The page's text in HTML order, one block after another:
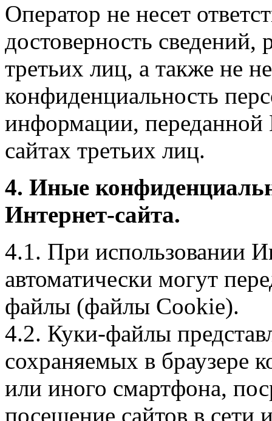
Оператор не несет
достоверность
третьих лиц, а также не
конфиденциальность
информации, переданной
сайтах третьих лиц.
4. Иные
Интернет-сайта.
4.1. При использовании
автоматически могут
файлы (файлы Cookie).
4.2. Куки-файлы
сохраняемых в браузере
или иного смартфона,
посещение сайтов в сети